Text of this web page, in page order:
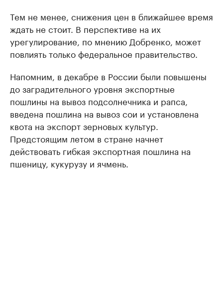
Тем не менее, снижения цен в ближайшее время
ждать не стоит. В перспективе на их
урегулирование, по мнению Добренко, может
повлиять только федеральное правительство.
Напомним, в декабре в России были повышены
до заградительного уровня экспортные
пошлины на вывоз подсолнечника и рапса,
введена пошлина на вывоз сои и установлена
квота на экспорт зерновых культур.
Предстоящим летом в стране начнет
действовать гибкая экспортная пошлина на
пшеницу, кукурузу и ячмень.